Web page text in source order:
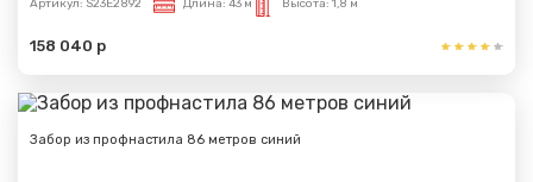
Артикул: S23E2892 Длина: 43 м Высота: 1,8 м
158 040 р
Забор из профнастила 86 метров синий